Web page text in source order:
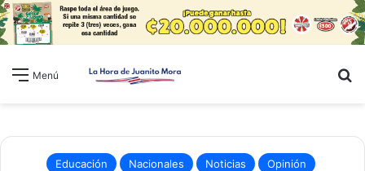
Menú
Educación Nacionales Noticias
Opinión